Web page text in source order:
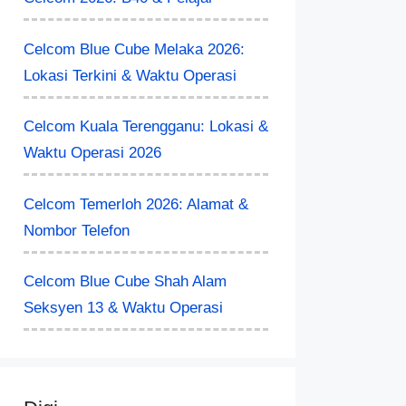
Celcom Blue Cube Melaka 2026:
Lokasi Terkini & Waktu Operasi
Celcom Kuala Terengganu: Lokasi &
Waktu Operasi 2026
Celcom Temerloh 2026: Alamat &
Nombor Telefon
Celcom Blue Cube Shah Alam
Seksyen 13 & Waktu Operasi